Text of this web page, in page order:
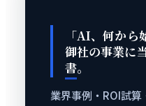
「AI、何から
御社の事業に
書。
業界事例・ROI試